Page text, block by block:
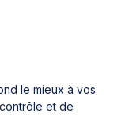
le mieux à vos
et de